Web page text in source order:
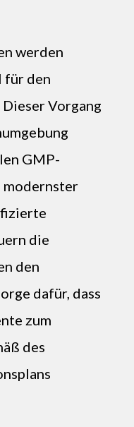
werden
den
Vorgang
GMP-
modernster
die
den
dafür, dass
zum
des